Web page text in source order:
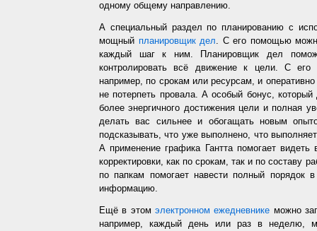
одному общему направлению.
А специальный раздел по планированию с
мощный планировщик дел. С его помощью
каждый шаг к ним. Планировщик дел
контролировать всё движение к цели. С
например, по срокам или ресурсам, и
не потерпеть провала. А особый бонус,
более энергичного достижения цели и полная
делать вас сильнее и обогащать новым
подсказывать, что уже выполнено, что
А применение графика Гантта помогает
корректировки, как по срокам, так и по составу
по папкам помогает навести полный порядок
информацию.
Ещё в этомэлектронном ежедневнике можно
например, каждый день или раз в неделю,